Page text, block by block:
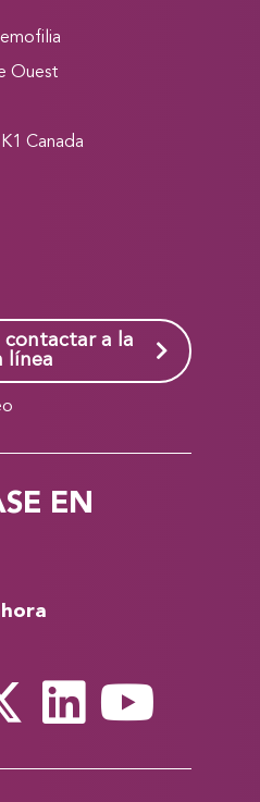
Ouest
Canada
contactar a la
línea
EN